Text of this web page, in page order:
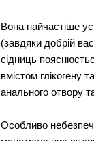
Вона найчастіше
(завдяки добрій
сідниць
вмістом глікогену
анального отвору
Особливо